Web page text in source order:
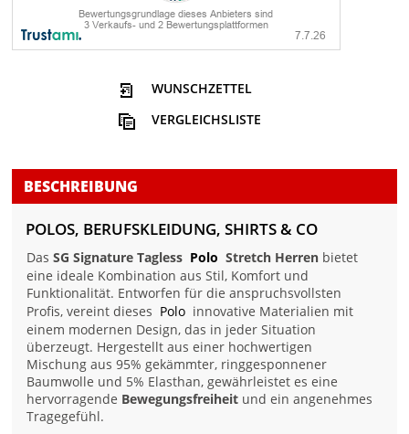
WUNSCHZETTEL
VERGLEICHSLISTE
BESCHREIBUNG
POLOS, BERUFSKLEIDUNG, SHIRTS & CO
DasSG Signature Tagless Polo Stretch Herren bietet
eine ideale Kombination aus Stil, Komfort und
Funktionalität. Entworfen für die anspruchsvollsten
Profis, vereint dieses Polo innovative Materialien mit
einem modernen Design, das in jeder Situation
überzeugt. Hergestellt aus einer hochwertigen
Mischung aus 95% gekämmter, ringgesponnener
Baumwolle und 5% Elasthan, gewährleistet es eine
hervorragende Bewegungsfreiheit und ein angenehmes
Tragegefühl.